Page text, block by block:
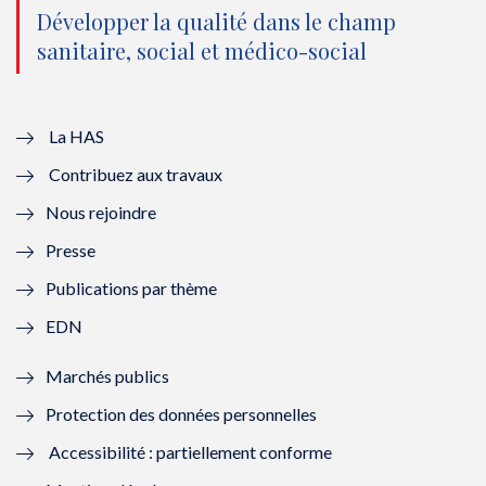
o
u
l
l
f
n
ê
t
n
o
e
e
n
ê
o
u
ê
t
n
o
ê
Développer la qualité dans le champ
sanitaire, social et médico-social
La HAS
Contribuez aux travaux
Nous rejoindre
Presse
Publications par thème
EDN
Marchés publics
Protection des données personnelles
Accessibilité : partiellement conforme